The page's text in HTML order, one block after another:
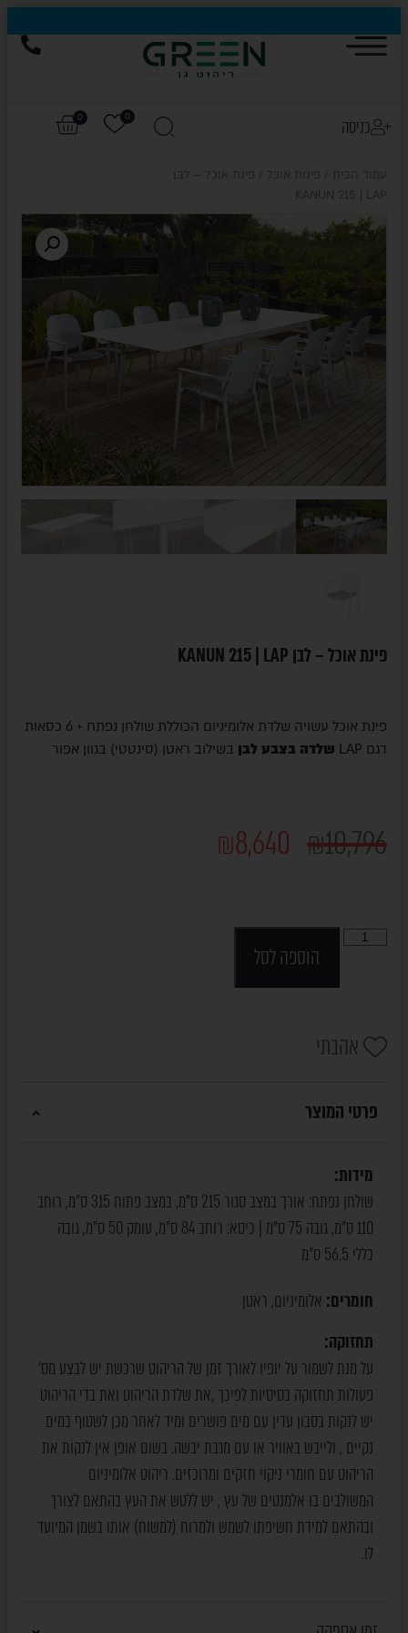
הייגולד- המותג שכבש את עולם החוץ, עכשיו בהנחות של עד 50%
כניסה 0
0
עמוד הבית פינות אוכל
/ פינת אוכל – לבן
KANUN 215 | LAP
פינת אוכל – לבן KANUN 215 | LAP
פינת אוכל עשויה שלדת אלומיניום הכוללת שולחן נפתח + 6 כסאות
דגם LAP
שלדה בצבע לבן בשילוב ראטן (סינטטי) בגוון אפור
₪10,796
₪8,640
הוספה לסל
אהבתי
פרטי המוצר
מידות:
שולחן נפתח: אורך במצב סגור 215 ס"מ, במצב פתוח 315 ס"מ, רוחב
110 ס"מ, גובה 75 ס"מ | כיסא: רוחב 84 ס"מ, עומק 50 ס"מ, גובה
כללי 56.5 ס"מ
חומרים: אלומיניום, ראטן
תחזוקה:
על מנת לשמור על יופיו לאורך זמן של הריהוט שרכשת יש לבצע מס’
פעולות תחזוקה בסיסיות לפיכך ,את שלדת הריהוט ואת בדי הריהוט
יש לנקות בסבון עדין עם מים פושרים ומיד לאחר מכן לשטוף במים
נקיים , ולייבש באוויר או עם מגבת יבשה. בשום אופן אין לנקות את
הריהוט עם חומרי ניקוי חזקים ומרוכזים. ריהוט אלומיניום
המשולבים בו אלמנטים של עץ , יש ללטש את העץ בהתאם לצורך
ובהתאם למידת חשיפתו לשמש ולמרוח (למשוח) אותו בשמן המיועד
לו.